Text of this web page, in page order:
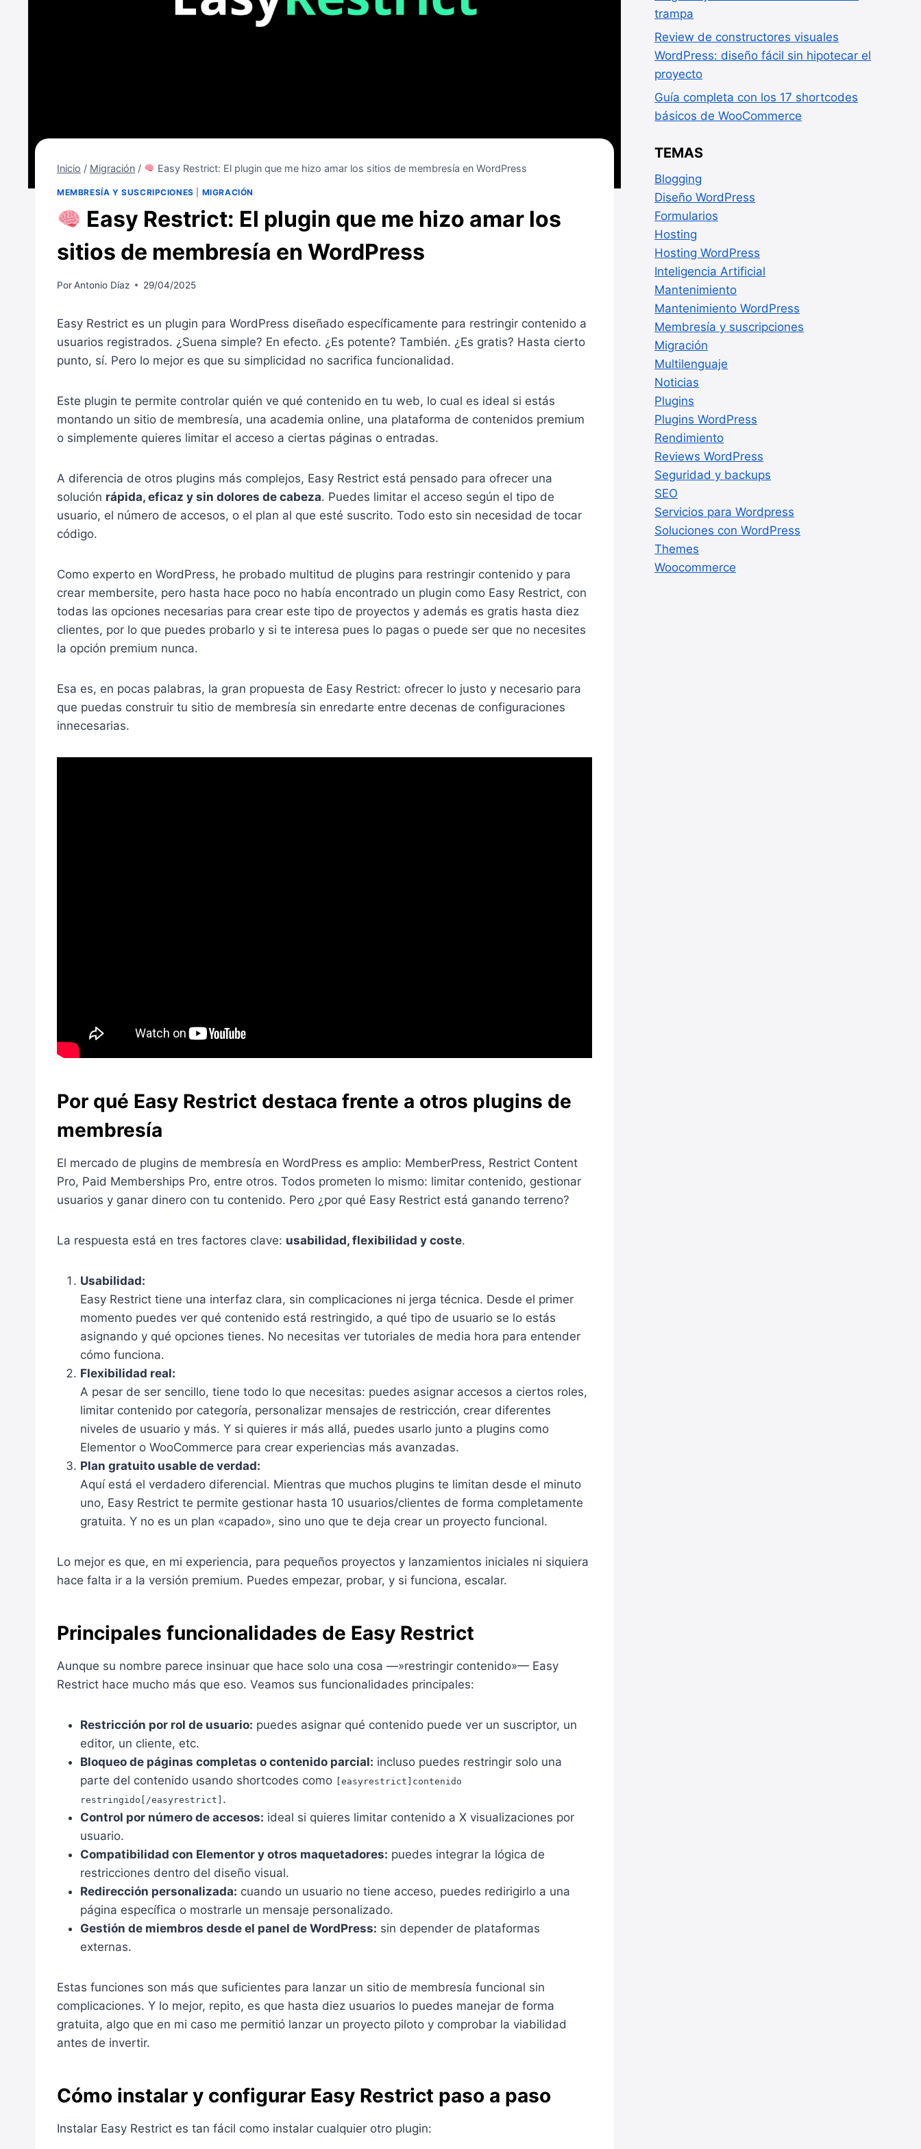
Inicio / Migración / Easy Restrict: El plugin que me hizo amar los sitios de membresía en WordPress
MEMBRESÍA Y SUSCRIPCIONES MIGRACIÓN
Easy Restrict: El plugin que me hizo amar los
sitios de membresía en WordPress
PorAntonio Díaz 29/04/2025
Easy Restrict es un plugin para WordPress diseñado específicamente para restringir contenido a
usuarios registrados. ¿Suena simple? En efecto. ¿Es potente? También. ¿Es gratis? Hasta cierto
punto, sí. Pero lo mejor es que su simplicidad no sacrifica funcionalidad.
Este plugin te permite controlar quién ve qué contenido en tu web, lo cual es ideal si estás
montando un sitio de membresía, una academia online, una plataforma de contenidos premium
o simplemente quieres limitar el acceso a ciertas páginas o entradas.
A diferencia de otros plugins más complejos, Easy Restrict está pensado para ofrecer una
solución rápida, eficaz y sin dolores de cabeza. Puedes limitar el acceso según el tipo de
usuario, el número de accesos, o el plan al que esté suscrito. Todo esto sin necesidad de tocar
código.
Como experto en WordPress, he probado multitud de plugins para restringir contenido y para
crear membersite, pero hasta hace poco no había encontrado un plugin como Easy Restrict, con
todas las opciones necesarias para crear este tipo de proyectos y además es gratis hasta diez
clientes, por lo que puedes probarlo y si te interesa pues lo pagas o puede ser que no necesites
la opción premium nunca.
Esa es, en pocas palabras, la gran propuesta de Easy Restrict: ofrecer lo justo y necesario para
que puedas construir tu sitio de membresía sin enredarte entre decenas de configuraciones
innecesarias.
Por qué Easy Restrict destaca frente a otros plugins de
membresía
El mercado de plugins de membresía en WordPress es amplio: MemberPress, Restrict Content
Pro, Paid Memberships Pro, entre otros. Todos prometen lo mismo: limitar contenido, gestionar
usuarios y ganar dinero con tu contenido. Pero ¿por qué Easy Restrict está ganando terreno?
La respuesta está en tres factores clave: usabilidad, flexibilidad y coste.
Usabilidad:
Easy Restrict tiene una interfaz clara, sin complicaciones ni jerga técnica. Desde el primer
momento puedes ver qué contenido está restringido, a qué tipo de usuario se lo estás
asignando y qué opciones tienes. No necesitas ver tutoriales de media hora para entender
cómo funciona.
Flexibilidad real:
A pesar de ser sencillo, tiene todo lo que necesitas: puedes asignar accesos a ciertos roles,
limitar contenido por categoría, personalizar mensajes de restricción, crear diferentes
niveles de usuario y más. Y si quieres ir más allá, puedes usarlo junto a plugins como
Elementor o WooCommerce para crear experiencias más avanzadas.
Plan gratuito usable de verdad:
Aquí está el verdadero diferencial. Mientras que muchos plugins te limitan desde el minuto
uno, Easy Restrict te permite gestionar hasta 10 usuarios/clientes de forma completamente
gratuita. Y no es un plan «capado», sino uno que te deja crear un proyecto funcional.
Lo mejor es que, en mi experiencia, para pequeños proyectos y lanzamientos iniciales ni siquiera
hace falta ir a la versión premium. Puedes empezar, probar, y si funciona, escalar.
Principales funcionalidades de Easy Restrict
Aunque su nombre parece insinuar que hace solo una cosa —»restringir contenido»— Easy
Restrict hace mucho más que eso. Veamos sus funcionalidades principales:
Restricción por rol de usuario: puedes asignar qué contenido puede ver un suscriptor, un
editor, un cliente, etc.
Bloqueo de páginas completas o contenido parcial: incluso puedes restringir solo una
parte del contenido usando shortcodes como
[easyrestrict]contenido
restringido[/easyrestrict] .
Control por número de accesos: ideal si quieres limitar contenido a X visualizaciones por
usuario.
Compatibilidad con Elementor y otros maquetadores: puedes integrar la lógica de
restricciones dentro del diseño visual.
Redirección personalizada: cuando un usuario no tiene acceso, puedes redirigirlo a una
página específica o mostrarle un mensaje personalizado.
Gestión de miembros desde el panel de WordPress: sin depender de plataformas
externas.
Estas funciones son más que suficientes para lanzar un sitio de membresía funcional sin
complicaciones. Y lo mejor, repito, es que hasta diez usuarios lo puedes manejar de forma
gratuita, algo que en mi caso me permitió lanzar un proyecto piloto y comprobar la viabilidad
antes de invertir.
Cómo instalar y configurar Easy Restrict paso a paso
Instalar Easy Restrict es tan fácil como instalar cualquier otro plugin:
trampa
Review de constructores visuales
WordPress: diseño fácil sin hipotecar el
proyecto
Guía completa con los 17 shortcodes
básicos de WooCommerce
TEMAS
Blogging
Diseño WordPress
Formularios
Hosting
Hosting WordPress
Inteligencia Artificial
Mantenimiento
Mantenimiento WordPress
Membresía y suscripciones
Migración
Multilenguaje
Noticias
Plugins
Plugins WordPress
Rendimiento
Reviews WordPress
Seguridad y backups
SEO
Servicios para Wordpress
Soluciones con WordPress
Themes
Woocommerce